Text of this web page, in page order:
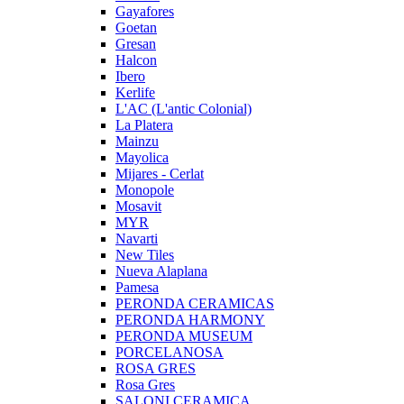
Gayafores
Goetan
Gresan
Halcon
Ibero
Kerlife
L'AC (L'antic Colonial)
La Platera
Mainzu
Mayolica
Mijares - Cerlat
Monopole
Mosavit
MYR
Navarti
New Tiles
Nueva Alaplana
Pamesa
PERONDA CERAMICAS
PERONDA HARMONY
PERONDA MUSEUM
PORCELANOSA
ROSA GRES
Rosa Gres
SALONI CERAMICA